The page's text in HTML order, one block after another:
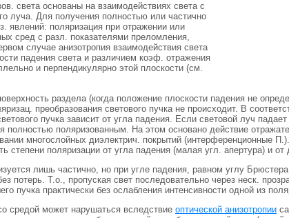
света основаны на взаимодействиях света с
луча. Для получения полностью или частично
явлений: поляризация при отражении или
сред с разл. показателями преломления,
случае анизотропия взаимодействия света
падения света и различием коэф. отражения
и перпендикулярно этой плоскости (см.
раздела (когда положение плоскости падения не
преобразования светового пучка не происходит. В
пучка зависит от угла падения. Если световой луч
полностью поляризованным. На этом основано действие
многослойных диэлектрич. покрытий (интерференционные
степени поляризации от угла падения (малая угл. апертура) и
лишь частично, но при угле падения, равном углу
потерь. Т.о., пропуская свет последовательно через неск.
пучка практически без ослабления интенсивности одной из
средой может нарушаться вследствие оптической анизотропии